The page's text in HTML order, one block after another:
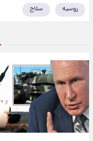
روسیه سلاح